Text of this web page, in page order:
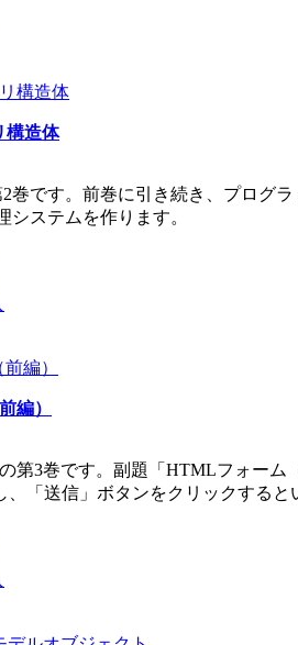
構造体
巻です。前巻に引き続き、プログ
システムを作ります。
編）
第3巻です。副題「HTMLフォー
「送信」ボタンをクリックする